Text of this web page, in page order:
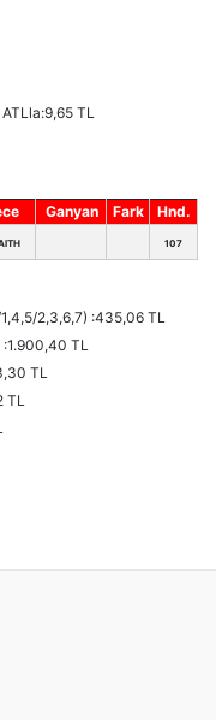
TL
Ganyan Fark
Hnd.
107
2,3,6,7) :435,06 TL
:1.900,40 TL
TL
TL